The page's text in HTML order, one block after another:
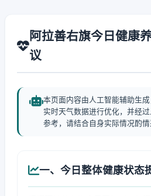
阿拉善右旗今日健康
议
本页面内容由人工智能辅助生
实时天气数据进行优化，并经
参考，请结合自身实际情况酌情
一、今日整体健康状态